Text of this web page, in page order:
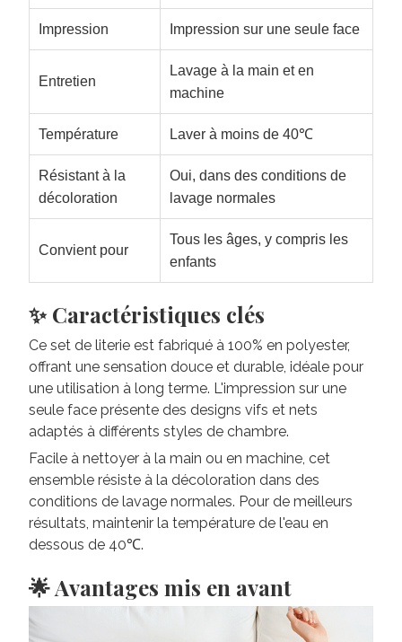
Impression Impression sur une seule face
Entretien
Lavage à la main et en
machine
Température Laver à moins de 40℃
Résistant à la
décoloration
Oui, dans des conditions de
lavage normales
Convient pour
Tous les âges, y compris les
enfants
✨ Caractéristiques clés
Ce set de literie est fabriqué à 100% en polyester,
offrant une sensation douce et durable, idéale pour
une utilisation à long terme. L'impression sur une
seule face présente des designs vifs et nets
adaptés à différents styles de chambre.
Facile à nettoyer à la main ou en machine, cet
ensemble résiste à la décoloration dans des
conditions de lavage normales. Pour de meilleurs
résultats, maintenir la température de l'eau en
dessous de 40℃.
🌟 Avantages mis en avant